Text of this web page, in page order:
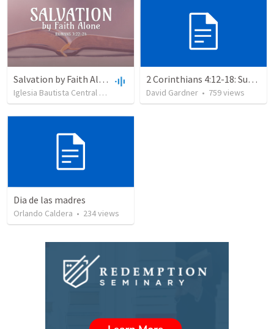
Salvation by Faith Alone
Iglesia Bautista Central Ocala views •34:56
2 Corinthians 4:12-18: Suffering For The Glory Of God
David Gardner • 759views
Dia de las madres
Orlando Caldera • 234views